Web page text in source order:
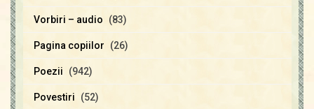
Vorbiri – audio (83)
Pagina copiilor (26)
Poezii (942)
Povestiri (52)